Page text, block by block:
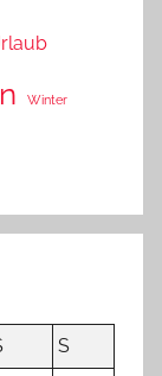
Winter
S